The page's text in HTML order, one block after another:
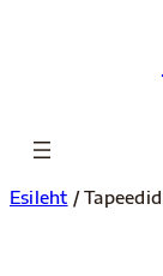
Esileht / Tapeedid